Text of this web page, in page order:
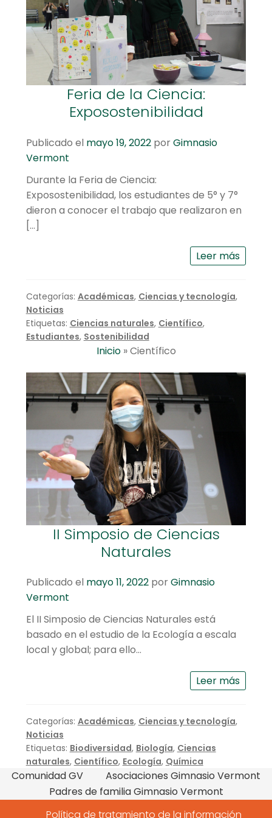
hijo
el
menú
Centro cultural
Planetario y Observatorio
Accesos Rápidos
Expandir
Feria de la Ciencia:
Exposostenibilidad
Publicado el mayo 19, 2022 porGimnasio
Vermont
Durante la Feria de Ciencia:
Exposostenibilidad, los estudiantes de 5° y 7°
dieron a conocer el trabajo que realizaron en
[…]
Leer más
Categorías: Académicas, Ciencias y tecnología,
Noticias
Etiquetas: Ciencias naturales, Científico,
Estudiantes, Sostenibilidad
Inicio»Científico
II Simposio de Ciencias
Naturales
Publicado el mayo 11, 2022 porGimnasio
Vermont
El II Simposio de Ciencias Naturales está
basado en el estudio de la Ecología a escala
local y global; para ello…
Leer más
Categorías: Académicas, Ciencias y tecnología,
Noticias
Etiquetas: Biodiversidad, Biología, Ciencias
naturales, Científico, Ecología, Química
Comunidad GV
Asociaciones Gimnasio Vermont
Padres de familia Gimnasio Vermont
Política de tratamiento de la información